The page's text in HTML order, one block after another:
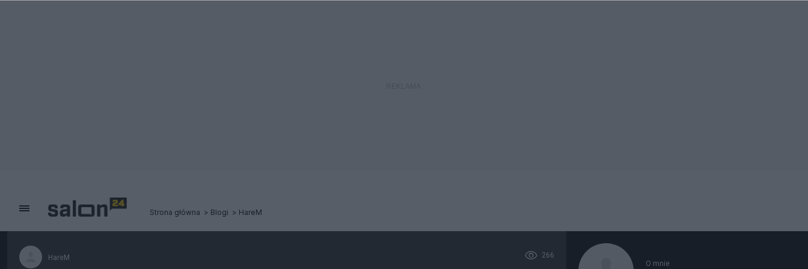
Strona główna Blogi HareM
HareM 266
O mnie